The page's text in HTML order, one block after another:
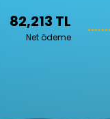
82,213 TL
Net ödeme